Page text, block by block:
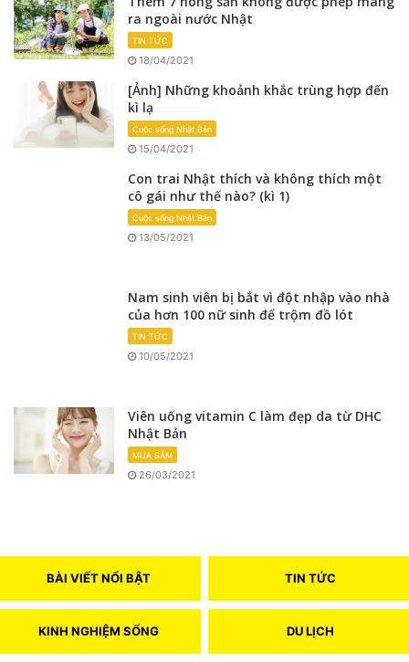
ra ngoài nước Nhật
TIN TỨC
18/04/2021
[Ảnh] Những khoảnh khắc trùng hợp đến
kì lạ
Cuộc sống Nhật Bản
15/04/2021
Con trai Nhật thích và không thích một
cô gái như thế nào? (kì 1)
Cuộc sống Nhật Bản
13/05/2021
Nam sinh viên bị bắt vì đột nhập vào nhà
của hơn 100 nữ sinh để trộm đồ lót
TIN TỨC
10/05/2021
Viên uống vitamin C làm đẹp da từ DHC
Nhật Bản
MUA SẮM
26/03/2021
BÀI VIẾT NỔI BẬT TIN TỨC
KINH NGHIỆM SỐNG DU LỊCH